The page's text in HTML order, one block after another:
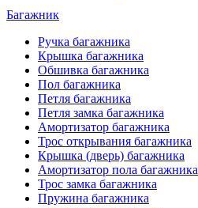
Багажник
Ручка багажника
Крышка багажника
Обшивка багажника
Пол багажника
Петля багажника
Петля замка багажника
Амортизатор багажника
Трос открывания багажника
Крышка (дверь) багажника
Амортизатор пола багажника
Трос замка багажника
Пружина багажника